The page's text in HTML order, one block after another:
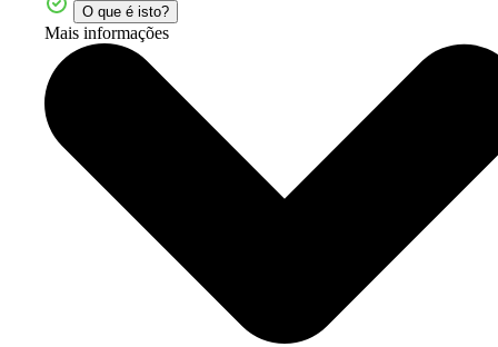
O que é isto?
Mais informações